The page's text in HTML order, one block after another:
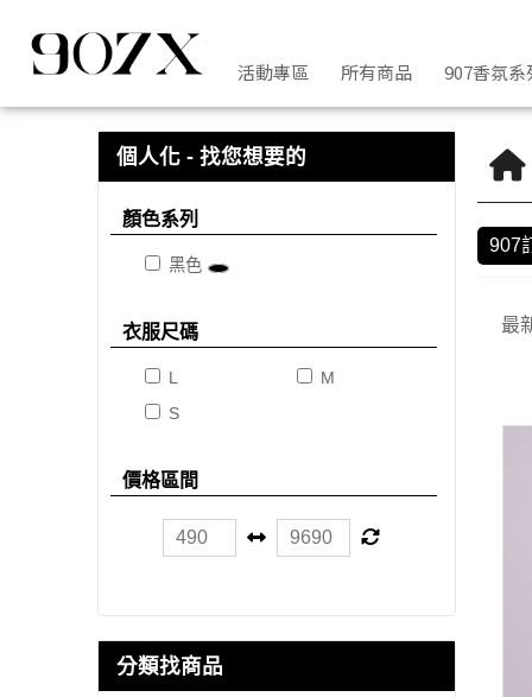
活動專區 所有商品 907香氛系
個人化 - 找您想要的
顏色系列
黑色
衣服尺碼
L
M
S
價格區間
分類找商品
907
最